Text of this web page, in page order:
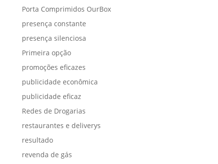
Porta Comprimidos OurBox
presença constante
presença silenciosa
Primeira opção
promoções eficazes
publicidade econômica
publicidade eficaz
Redes de Drogarias
restaurantes e deliverys
resultado
revenda de gás